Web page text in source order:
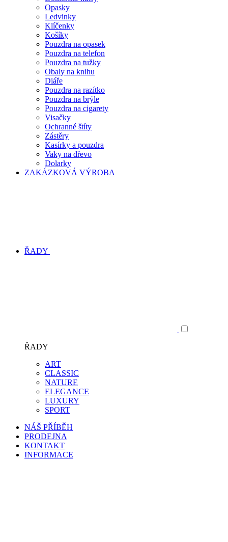
Opasky
Ledvinky
Klíčenky
Košíky
Pouzdra na opasek
Pouzdra na telefon
Pouzdra na tužky
Obaly na knihu
Diáře
Pouzdra na razítko
Pouzdra na brýle
Pouzdra na cigarety
Visačky
Ochranné štíty
Zástěry
Kasírky a pouzdra
Vaky na dřevo
Dolarky
ZAKÁZKOVÁ VÝROBA
ŘADY
ŘADY
ART
CLASSIC
NATURE
ELEGANCE
LUXURY
SPORT
NÁŠ PŘÍBĚH
PRODEJNA
KONTAKT
INFORMACE